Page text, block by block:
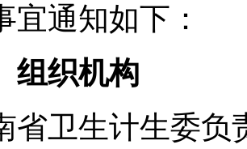
宜通知如下：
织机构
卫生计生委负